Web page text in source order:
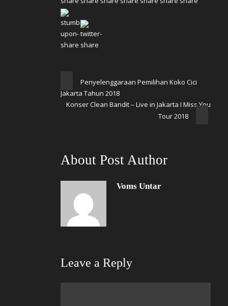
Penyelenggaraan Pemilihan Koko Cici
Jakarta Tahun 2018
Konser Clean Bandit – Live in Jakarta I Miss You
Tour 2018
About Post Author
Voms Untar
Leave a Reply